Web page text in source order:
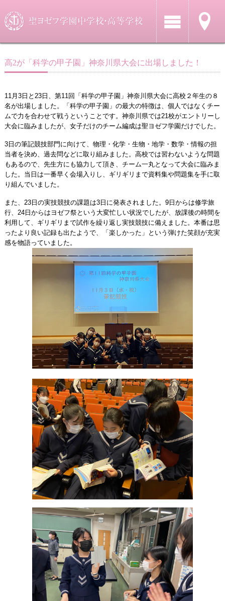
高2が「科学の甲子園」神奈川県大会に出場しました！
11月3日と23日、第11回「科学の甲子園」神奈川県大会に高校２年生の８
名が出場しました。「科学の甲子園」の最大の特徴は、個人ではなくチー
ムで力を合わせて戦うということです。神奈川県では21校がエントリーし
大会に臨みましたが、女子だけのチーム編成は聖ヨゼフ学園だけでした。
3日の筆記競技部門に向けて、物理・化学・生物・地学・数学・情報の担
当者を決め、過去問などに取り組みました。高校では習わないような問題
もあるので、先生方にも協力して頂き、チーム一丸となって大会に臨みま
した。当日は一番早く会場入りし、ギリギリまで資料集や問題集を手に取
り組んでいました。
また、23日の実技競技の課題は3日に発表されました。9日からは修学旅
行、24日からはヨゼフ祭という大変忙しい状況でしたが、放課後の時間を
利用して、ギリギリまで試作を繰り返し実技競技に備えました。本番は思
ったより良い記録も出たようで、「楽しかった」という弾けた笑顔が充実
感を物語っていました。